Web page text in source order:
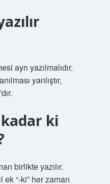
ayrı yazılmalıdır.
yanlıştır,
ki
birlikte yazılır.
“-ki” her zaman